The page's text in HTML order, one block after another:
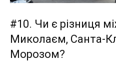
#10. Чи є різниця
Миколаєм, Санта-
Морозом?